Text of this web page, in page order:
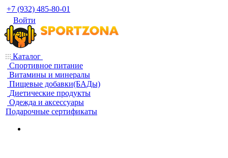
+7 (932) 485-80-01
Войти
Каталог
Спортивное питание
Витамины и минералы
Пищевые добавки(БАДы)
Диетические продукты
Одежда и аксессуары
Подарочные сертификаты